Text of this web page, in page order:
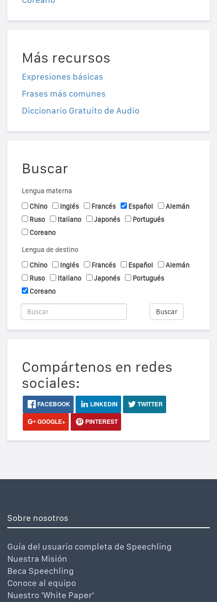
Más recursos
Expresiones básicas
Frases más comunes
Diccionario Gratuito de Audio
Buscar
Lengua materna
Chino
Inglés Francés Español
Alemán
Ruso
Italiano Japonés
Portugués
Coreano
Lengua de destino
Chino
Inglés Francés Español
Alemán
Ruso
Italiano Japonés
Portugués
Coreano
Buscar
Compártenos en redes
sociales:
FACEBOOK LINKEDIN
TWITTER
GOOGLE+
PINTEREST
Sobre nosotros
Guía del usuario completa de Speechling
Nuestra Misión
Beca Speechling
Conoce al equipo
Nuestro 'White Paper'